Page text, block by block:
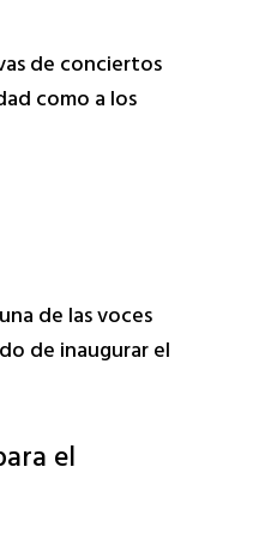
de conciertos
como a los
de las voces
de inaugurar el
el